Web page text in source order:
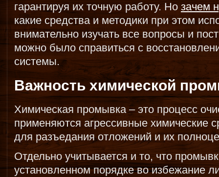
гарантируя их точную работу. Но зачем
какие средства и методики при этом
внимательно изучать все вопросы и
можно было справиться с
системы.
Важность химической
Химическая промывка – это процесс
применяются агрессивные химические
для разъедания отложений и их
Отдельно учитывается и то, что
установленном порядке во избежание